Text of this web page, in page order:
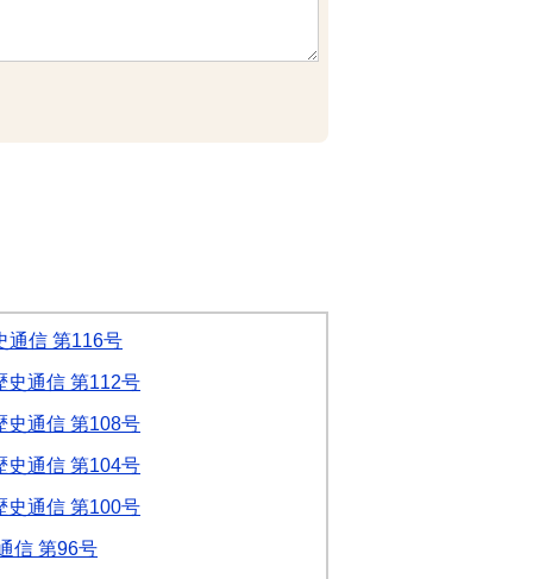
通信 第116号
史通信 第112号
史通信 第108号
史通信 第104号
史通信 第100号
信 第96号